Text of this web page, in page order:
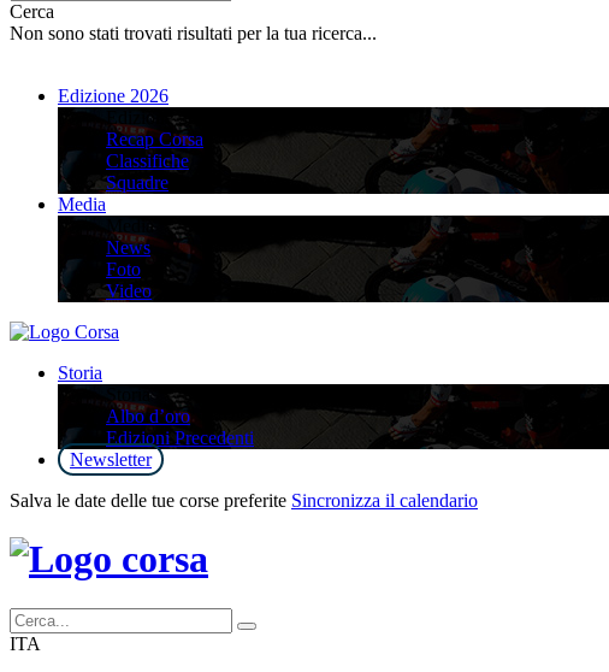
Cerca
Non sono stati trovati risultati per la tua ricerca...
Edizione 2026
Edizione 2026
Recap Corsa
Classifiche
Squadre
Media
Media
News
Foto
Video
Storia
Storia
Albo d’oro
Edizioni Precedenti
Newsletter
Salva le date delle tue corse preferite Sincronizza il calendario
ITA